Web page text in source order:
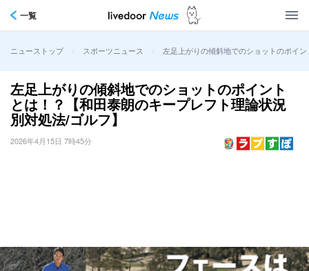
一覧
ニューストップ > スポーツニュース > 左足上がりの傾斜地でのショットのポイ
左足上がりの傾斜地でのショットのポイント
とは！？【和田泰朗のキープレフト理論状況
別対処法/ゴルフ】
2026年4月15日 7時45分